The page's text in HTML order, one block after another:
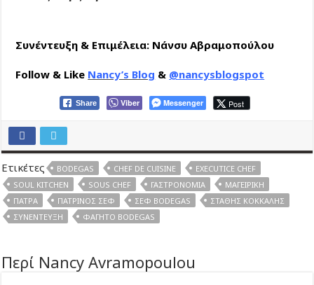
Συνέντευξη & Επιμέλεια: Νάνσυ Αβραμοπούλου
Follow & Like Nancy’s Blog & @nancysblogspot
Share Viber Messenger Post
Ετικέτες BODEGAS CHEF DE CUISINE
EXECUTICE CHEF
SOUL KITCHEN
SOUS CHEF ΓΑΣΤΡΟΝΟΜΊΑ
ΜΑΓΕΙΡΙΚΉ
ΠΆΤΡΑ
ΠΑΤΡΙΝΌΣ ΣΕΦ ΣΕΦ BODEGAS
ΣΤΆΘΗΣ ΚΌΚΚΑΛΗΣ
ΣΥΝΈΝΤΕΥΞΗ
ΦΑΓΗΤΌ BODEGAS
Περί Nancy Avramopoulou